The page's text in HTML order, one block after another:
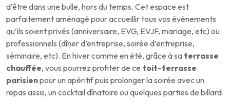
d’être dans une bulle, hors du temps. Cet espace est
parfaitement aménagé pour accueillir tous vos évènements
qu’ils soient privés (anniversaire, EVG, EVJF, mariage, etc) ou
professionnels (dîner d’entreprise, soirée d’entreprise,
séminaire, etc). En hiver comme en été, grâce à sa terrasse
chauffée, vous pourrez profiter de ce toit-terrasse
parisienpour un apéritif puis prolonger la soirée avec un
repas assis, un cocktail dînatoire ou quelques parties de billard.